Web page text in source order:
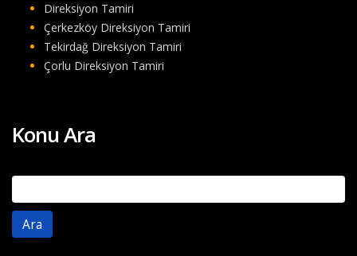
Direksiyon Tamiri
Çerkezköy Direksiyon Tamiri
Tekirdağ Direksiyon Tamiri
Çorlu Direksiyon Tamiri
Konu Ara
Arama: